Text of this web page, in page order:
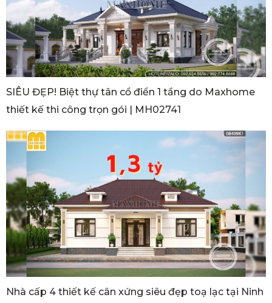
SIÊU ĐẸP! Biệt thự tân cổ điển 1 tầng do Maxhome
thiết kế thi công trọn gói | MH02741
Nhà cấp 4 thiết kế cân xứng siêu đẹp toạ lạc tại Ninh